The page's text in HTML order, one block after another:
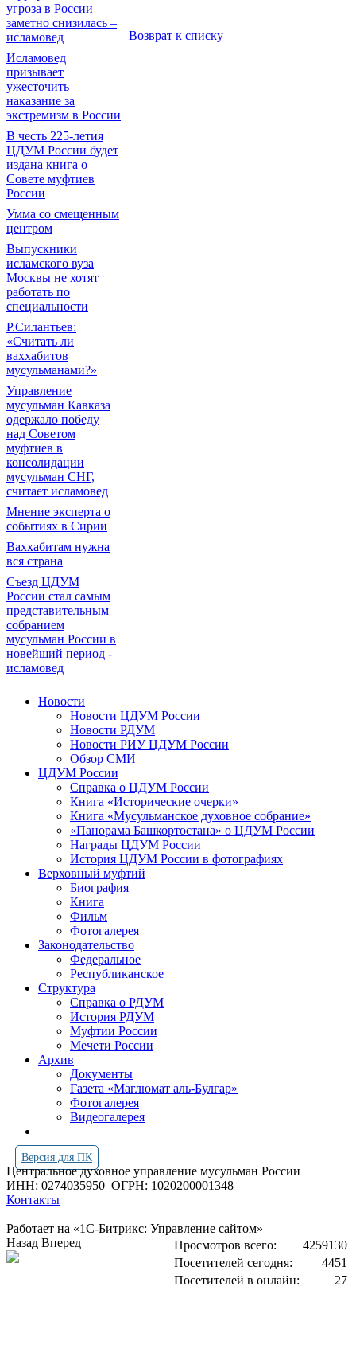
угроза в России
заметно снизилась –
исламовед
Исламовед
призывает
ужесточить
наказание за
экстремизм в России
В честь 225-летия
ЦДУМ России будет
издана книга о
Совете муфтиев
России
Умма со смещенным
центром
Выпускники
исламского вуза
Москвы не хотят
работать по
специальности
Р.Силантьев:
«Считать ли
ваххабитов
мусульманами?»
Управление
мусульман Кавказа
одержало победу
над Советом
муфтиев в
консолидации
мусульман СНГ,
считает исламовед
Мнение эксперта о
событиях в Сирии
Ваххабитам нужна
вся страна
Съезд ЦДУМ
России стал самым
представительным
собранием
мусульман России в
новейший период -
исламовед
Возврат к списку
Новости
Новости ЦДУМ России
Новости РДУМ
Новости РИУ ЦДУМ России
Обзор СМИ
ЦДУМ России
Справка о ЦДУМ России
Книга «Исторические очерки»
Книга «Мусульманское духовное собрание»
«Панорама Башкортостана» о ЦДУМ России
Награды ЦДУМ России
История ЦДУМ России в фотографиях
Верховный муфтий
Биография
Книга
Фильм
Фотогалерея
Законодательство
Федеральное
Республиканское
Структура
Справка о РДУМ
История РДУМ
Муфтии России
Мечети России
Архив
Документы
Газета «Маглюмат аль-Булгар»
Фотогалерея
Видеогалерея
Версия для ПК
Центральное духовное управление мусульман России
ИНН: 0274035950 ОГРН: 1020200001348
Контакты
Работает на «1С-Битрикс: Управление сайтом»
Просмотров всего:
4259130
Посетителей сегодня:
4451
Посетителей в онлайн:
27
Назад Вперед